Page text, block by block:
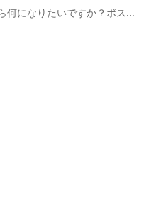
何になりたいですか？ボス...